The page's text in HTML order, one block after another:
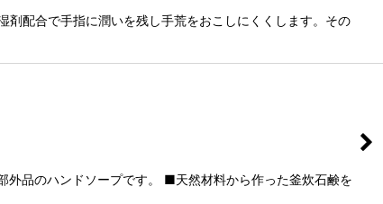
配合で手指に潤いを残し手荒をおこしにくくします。その
品のハンドソープです。 ■天然材料から作った釜炊石鹸を